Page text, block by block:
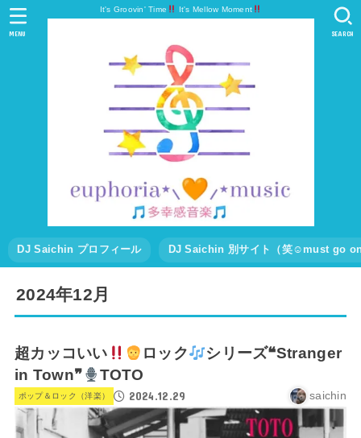
It's Groovin' Time It's Mellow Moment
DJ Saichin プロフィール DJ Saichin 別サイト（笑☺must go
SEARCH
MENU
2024年12月
超カッコいい ロック
シリーズ❝Stranger
in Town❞
TOTO
ポップ＆ロック（洋楽） 2024.12.29 saichin